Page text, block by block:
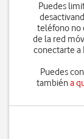
Puedes
teléfono no
de la red
conectarte a
Puedes
tambiéna